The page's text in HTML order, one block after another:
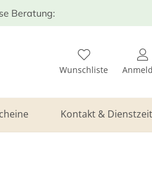
Beratung:
Wunschliste
Kontakt &